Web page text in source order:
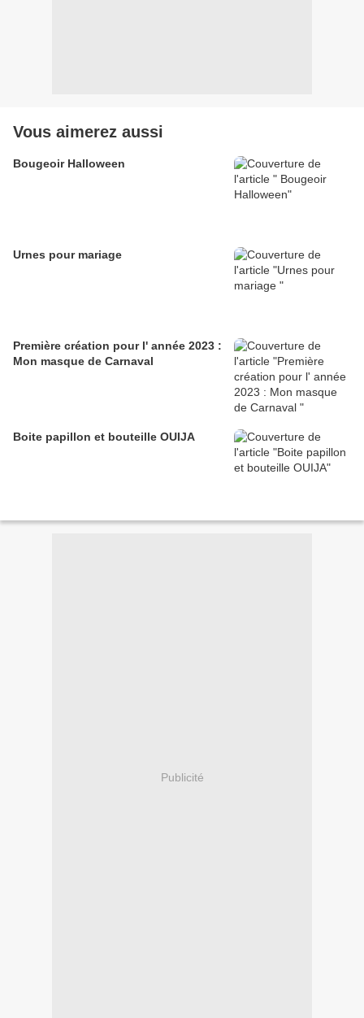
Vous aimerez aussi
Bougeoir Halloween
Urnes pour mariage
Première création pour l' année 2023 :
Mon masque de Carnaval
Boite papillon et bouteille OUIJA
Publicité